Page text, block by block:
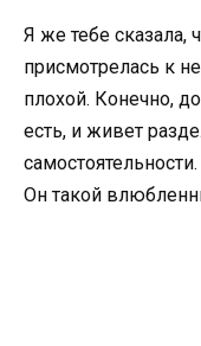
Я же тебе сказала,
присмотрелась к
плохой. Конечно,
есть, и живет
Он такой